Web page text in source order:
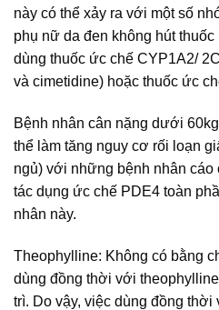
này có thể xảy ra với một số
phụ nữ da đen không hút
dùng thuốc ức chế CYP1A2/
và cimetidine) hoặc thuốc ức
Bệnh nhân cân nặng dưới
thể làm tăng nguy cơ rối loạn
ngủ) với những bệnh nhân
tác dụng ức chế PDE4 toàn
nhân này.
Theophylline: Không có bằng
dùng đồng thời với
trì. Do vậy, việc dùng đồng